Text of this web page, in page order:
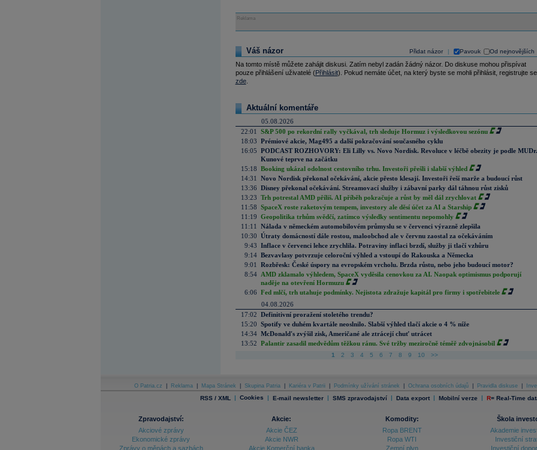
Reklama
Přidat názor Pavouk Od nejnovějších
Váš názor
Na tomto místě můžete zahájit diskusi. Zatím nebyl zadán žádný názor. Do diskuse mohou přispívat
pouze přihlášení uživatelé (Přihlásit). Pokud nemáte účet, na který byste se mohli přihlásit, registrujte se
zde.
Aktuální komentáře
05.08.2026
22:01
S&P 500 po rekordní rally vyčkával, trh sleduje Hormuz i výsledkovou sezónu
18:03 Prémiové akcie, Mag495 a další pokračování současného cyklu
16:05 PODCAST ROZHOVORY: Eli Lilly vs. Novo Nordisk. Revoluce v léčbě obezity je podle MUDr.
Kunové teprve na začátku
15:18 Booking ukázal odolnost cestovního trhu. Investoři přešli i slabší výhled
14:31
Novo Nordisk překonal očekávání, akcie přesto klesají. Investoři řeší marže a budoucí růst
13:36 Disney překonal očekávání. Streamovací služby i zábavní parky dál táhnou růst zisků
13:23 Trh potrestal AMD příliš. AI příběh pokračuje a růst by měl dál zrychlovat
11:58 SpaceX roste raketovým tempem, investory ale děsí účet za AI a Starship
11:19 Geopolitika trhům svědčí, zatímco výsledky sentimentu nepomohly
11:11
Nálada v německém automobilovém průmyslu se v červenci výrazně zlepšila
10:30 Útraty domácností dále rostou, maloobchod ale v červnu zaostal za očekáváním
9:43 Inflace v červenci lehce zrychlila. Potraviny inflaci brzdí, služby ji tlačí vzhůru
9:14 Bezvavlasy potvrzuje celoroční výhled a vstoupí do Rakouska a Německa
9:01
Rozbřesk: České úspory na evropském vrcholu. Brzda růstu, nebo jeho budoucí motor?
8:54
AMD zklamalo výhledem, SpaceX vyděsila cenovkou za AI. Naopak optimismus podporují
naděje na otevření Hormuzu
6:06 Fed mlčí, trh utahuje podmínky. Nejistota zdražuje kapitál pro firmy i spotřebitele
04.08.2026
17:02 Definitivní proražení stoletého trendu?
15:20 Spotify ve duhém kvartále neoslnilo. Slabší výhled tlačí akcie o 4 % níže
14:34 McDonald's zvýšil zisk, Američané ale ztrácejí chuť utrácet
13:52 Palantir zasadil medvědům těžkou ránu. Své tržby meziročně téměř zdvojnásobil
1 2 3 4 5 6 7 8 9 10 >>
O Patria.cz Reklama Mapa Stránek Skupina Patria Kariéra v Patrii Podmínky užívání stránek Ochrana osobních údajů Pravidla diskuse
RSS / XML | Cookies | E-mail newsletter | SMS zpravodajství | Data export | Mobilní verze | R= Real-Time
Zpravodajství:
Akciové zprávy
Ekonomické zprávy
Zprávy o měnách a sazbách
Akcie:
Akcie ČEZ
Akcie NWR
Akcie Komerční banka
Komodity:
Ropa BRENT
Ropa WTI
Zemní plyn
Škola
Akademie
Investiční
Investiční